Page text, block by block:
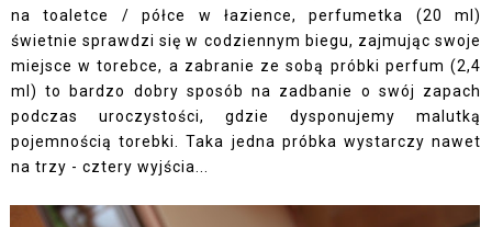
na toaletce / półce w łazience, perfumetka (20 ml)
świetnie sprawdzi się w codziennym biegu, zajmując swoje
miejsce w torebce, a zabranie ze sobą próbki perfum (2,4
ml) to bardzo dobry sposób na zadbanie o swój zapach
podczas uroczystości, gdzie dysponujemy malutką
pojemnością torebki. Taka jedna próbka wystarczy nawet
na trzy - cztery wyjścia...